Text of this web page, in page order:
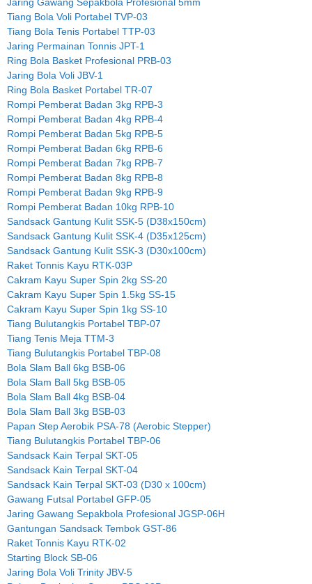
Tiang Bola Voli Portabel TVP-03
Tiang Bola Tenis Portabel TTP-03
Jaring Permainan Tonnis JPT-1
Ring Bola Basket Profesional PRB-03
Jaring Bola Voli JBV-1
Ring Bola Basket Portabel TR-07
Rompi Pemberat Badan 3kg RPB-3
Rompi Pemberat Badan 4kg RPB-4
Rompi Pemberat Badan 5kg RPB-5
Rompi Pemberat Badan 6kg RPB-6
Rompi Pemberat Badan 7kg RPB-7
Rompi Pemberat Badan 8kg RPB-8
Rompi Pemberat Badan 9kg RPB-9
Rompi Pemberat Badan 10kg RPB-10
Sandsack Gantung Kulit SSK-5 (D38x150cm)
Sandsack Gantung Kulit SSK-4 (D35x125cm)
Sandsack Gantung Kulit SSK-3 (D30x100cm)
Raket Tonnis Kayu RTK-03P
Cakram Kayu Super Spin 2kg SS-20
Cakram Kayu Super Spin 1.5kg SS-15
Cakram Kayu Super Spin 1kg SS-10
Tiang Bulutangkis Portabel TBP-07
Tiang Tenis Meja TTM-3
Tiang Bulutangkis Portabel TBP-08
Bola Slam Ball 6kg BSB-06
Bola Slam Ball 5kg BSB-05
Bola Slam Ball 4kg BSB-04
Bola Slam Ball 3kg BSB-03
Papan Step Aerobik PSA-78 (Aerobic Stepper)
Tiang Bulutangkis Portabel TBP-06
Sandsack Kain Terpal SKT-05
Sandsack Kain Terpal SKT-04
Sandsack Kain Terpal SKT-03 (D30 x 100cm)
Gawang Futsal Portabel GFP-05
Jaring Gawang Sepakbola Profesional JGSP-06H
Gantungan Sandsack Tembok GST-86
Raket Tonnis Kayu RTK-02
Starting Block SB-06
Jaring Bola Voli Trinity JBV-5